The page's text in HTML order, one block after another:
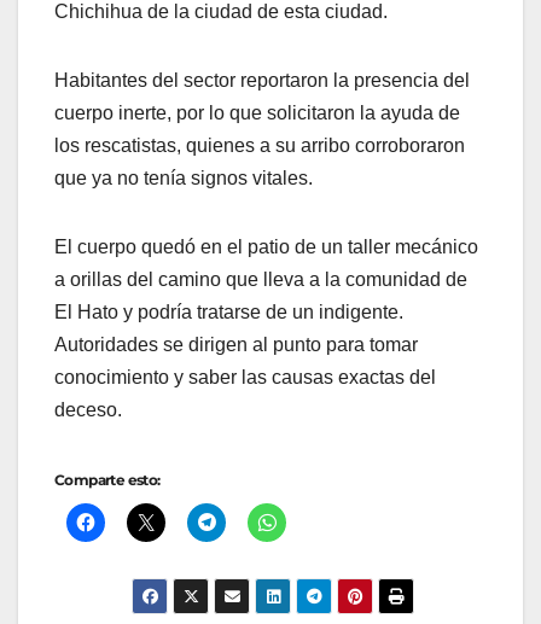
Chichihua de la ciudad de esta ciudad.
Habitantes del sector reportaron la presencia del
cuerpo inerte, por lo que solicitaron la ayuda de
los rescatistas, quienes a su arribo corroboraron
que ya no tenía signos vitales.
El cuerpo quedó en el patio de un taller mecánico
a orillas del camino que lleva a la comunidad de
El Hato y podría tratarse de un indigente.
Autoridades se dirigen al punto para tomar
conocimiento y saber las causas exactas del
deceso.
Comparte esto: